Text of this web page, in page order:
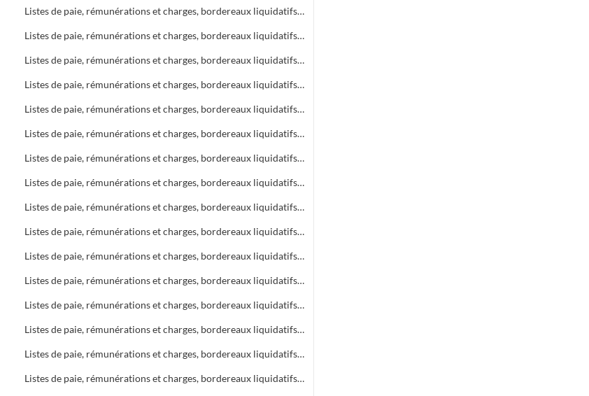
Listes de paie, rémunérations et charges, bordereaux liquidatifs Bureau d'Aide Sociale (B.A.S.)
Listes de paie, rémunérations et charges, bordereaux liquidatifs Bureau d'Aide Sociale (B.A.S.)
Listes de paie, rémunérations et charges, bordereaux liquidatifs Bureau d'Aide Sociale (B.A.S.)
Listes de paie, rémunérations et charges, bordereaux liquidatifs Bureau d'Aide Sociale (B.A.S.)
Listes de paie, rémunérations et charges, bordereaux liquidatifs Bureau d'Aide Sociale (B.A.S.)
Listes de paie, rémunérations et charges, bordereaux liquidatifs Foyers
Listes de paie, rémunérations et charges, bordereaux liquidatifs Bureau d'Aide Sociale (B.A.S.)
Listes de paie, rémunérations et charges, bordereaux liquidatifs Bureau d'Aide Sociale (B.A.S.) - Foyers
Listes de paie, rémunérations et charges, bordereaux liquidatifs Foyers
Listes de paie, rémunérations et charges, bordereaux liquidatifs Soins infirmiers
Listes de paie, rémunérations et charges, bordereaux liquidatifs Soins infirmiers
Listes de paie, rémunérations et charges, bordereaux liquidatifs Bureau d'Aide Sociale (B.A.S.)
Listes de paie, rémunérations et charges, bordereaux liquidatifs Soins infirmiers, C.A.M.S.P.
Listes de paie, rémunérations et charges, bordereaux liquidatifs Foyers
Listes de paie, rémunérations et charges, bordereaux liquidatifs Bureau d'Aide Sociale (B.A.S.)
Listes de paie, rémunérations et charges, bordereaux liquidatifs Soins infirmiers, C.A.M.S.P.